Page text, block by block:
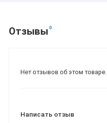
Отзывы 0
Нет отзывов об этом товаре.
Написать отзыв